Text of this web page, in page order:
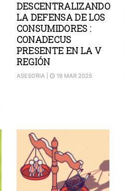
DESCENTRALIZANDO
LA DEFENSA DE LOS
CONSUMIDORES :
CONADECUS
PRESENTE EN LA V
REGIÓN
ASESORIA| 19 MAR 2025